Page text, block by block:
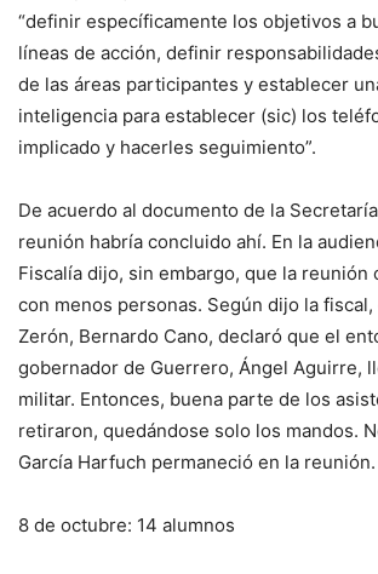
“definir específicamente los objetivos a
líneas de acción, definir
de las áreas participantes y establecer
inteligencia para establecer (sic) los
implicado y hacerles seguimiento”.
De acuerdo al documento de la
reunión habría concluido ahí. En la
Fiscalía dijo, sin embargo, que la reunión
con menos personas. Según dijo la
Zerón, Bernardo Cano, declaró que el
gobernador de Guerrero, Ángel Aguirre,
militar. Entonces, buena parte de los
retiraron, quedándose solo los mandos.
García Harfuch permaneció en la reunión.
8 de octubre: 14 alumnos